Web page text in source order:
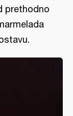
prethodno